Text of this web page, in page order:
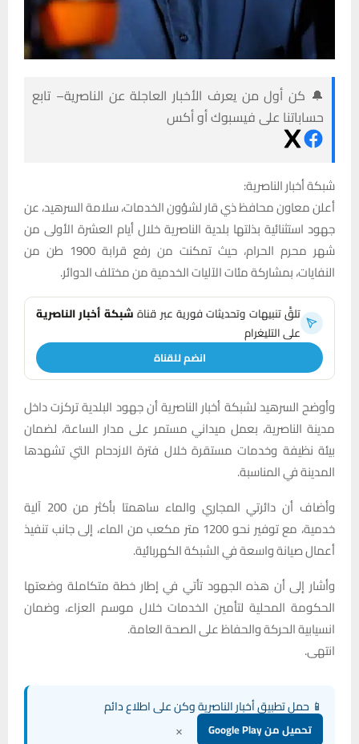
🔔 كن أول من يعرف الأخبار العاجلة عن الناصرية– تابع
حساباتنا على فيسبوك أو أكس
شبكة أخبار الناصرية:
أعلن معاون محافظ ذي قار لشؤون الخدمات، سلامة السرهيد، عن
جهود استثنائية بذلتها بلدية الناصرية خلال أيام العشرة الأولى من
شهر محرم الحرام، حيث تمكنت من رفع قرابة 1900 طن من
النفايات، بمشاركة مئات الآليات الخدمية من مختلف الدوائر.
تلقَّ تنبيهات وتحديثات فورية عبر قناةشبكة أخبار الناصرية
على التليغرام
انضم للقناة
وأوضح السرهيد لشبكة أخبار الناصرية أن جهود البلدية تركزت داخل
مدينة الناصرية، بعمل ميداني مستمر على مدار الساعة، لضمان
بيئة نظيفة وخدمات مستقرة خلال فترة الازدحام التي تشهدها
المدينة في المناسبة.
وأضاف أن دائرتي المجاري والماء ساهمتا بأكثر من 200 آلية
خدمية، مع توفير نحو 1200 متر مكعب من الماء، إلى جانب تنفيذ
أعمال صيانة واسعة في الشبكة الكهربائية.
وأشار إلى أن هذه الجهود تأتي في إطار خطة متكاملة وضعتها
الحكومة المحلية لتأمين الخدمات خلال موسم العزاء، وضمان
انسيابية الحركة والحفاظ على الصحة العامة.
انتهى.
📱 حمل تطبيق أخبار الناصرية وكن على اطلاع دائم
تحميل من Google Play ×